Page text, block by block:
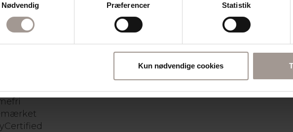
Nødvendig
Præferencer Statistik
Kun nødvendige cookies
Gel er en fugtgivende ansigtsgel. Gelen er uden olie og fugter huden uden at fedte.
rødme, samt fugtgivende hyaluronsyre og glycerin, der styrker hudbarrieren og holder
at anvende efter barbering, da den har en beroligende effekt på huden og reducerer
og AllergyCertified. Og så er den tilmed certificeret vegansk. Den er helt fri
risikoen for allergiske reaktioner og hudirritationer.
rød og irriteret hud